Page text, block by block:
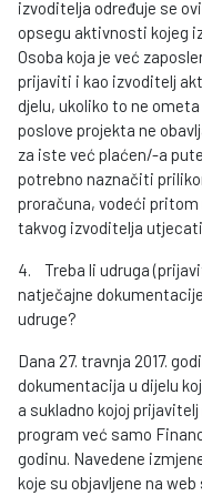
izvoditelja određuje se
opsegu aktivnosti kojeg
Osoba koja je već
prijaviti i kao izvoditelj
djelu, ukoliko to ne
poslove projekta ne
za iste već plaćen/-a
potrebno naznačiti
proračuna, vodeći
takvog izvoditelja
4. Treba li udruga
natječajne
udruge?
Dana 27. travnja 2017.
dokumentacija u dijelu
a sukladno kojoj
program već samo
godinu. Navedene
koje su objavljene na